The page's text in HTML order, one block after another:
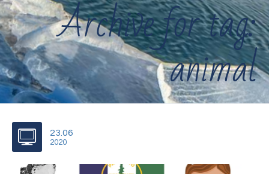
Archive for tag:
animal
23.06
2020